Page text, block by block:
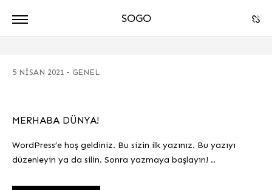
SOGO
5 NISAN 2021 - GENEL
MERHABA DÜNYA!
WordPress’e hoş geldiniz. Bu sizin ilk yazınız. Bu yazıyı
düzenleyin ya da silin. Sonra yazmaya başlayın! ..